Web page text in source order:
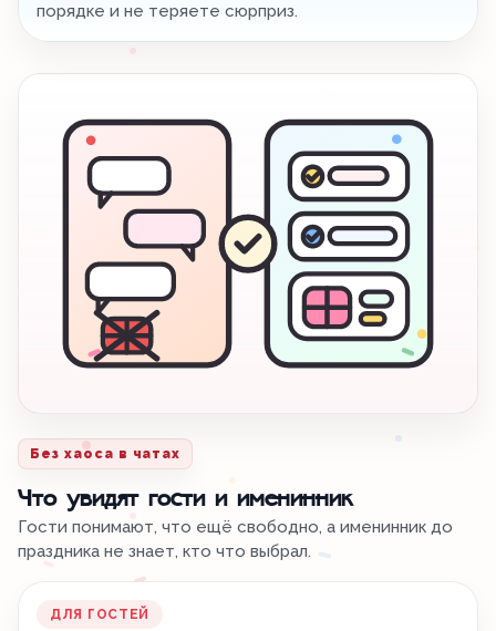
порядке и не теряете сюрприз.
Без хаоса в чатах
Что увидят гости и именинник
Гости понимают, что ещё свободно, а именинник до
праздника не знает, кто что выбрал.
ДЛЯ ГОСТЕЙ